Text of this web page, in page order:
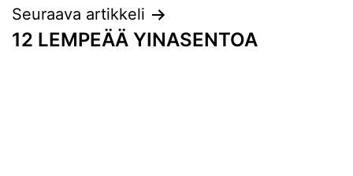
Seuraava artikkeli
12 LEMPEÄÄ YINASENTOA